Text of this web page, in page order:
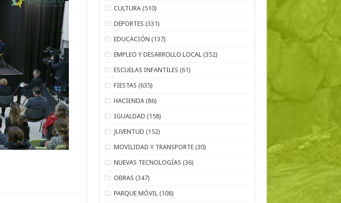
CULTURA (510)
DEPORTES (331)
EDUCACIÓN (137)
EMPLEO Y DESARROLLO LOCAL (352)
ESCUELAS INFANTILES (61)
FIESTAS (635)
HACIENDA (86)
IGUALDAD (158)
JUVENTUD (152)
MOVILIDAD Y TRANSPORTE (30)
NUEVAS TECNOLOGÍAS (36)
OBRAS (347)
PARQUE MÓVIL (108)